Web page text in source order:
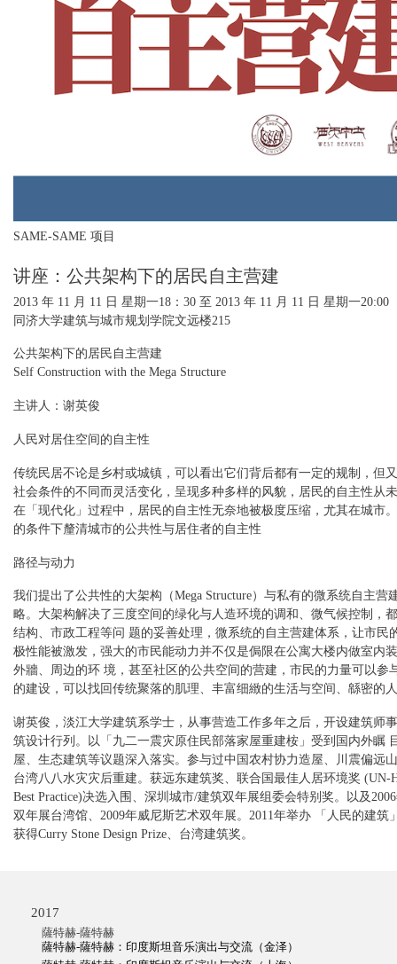
SAME-SAME 项目
讲座：公共架构下的居民自主营建
2013 年 11 月 11 日 星期一18：30 至 2013 年 11 月 11 日 星期一20:00
同济大学建筑与城市规划学院文远楼215
公共架构下的居民自主营建
Self Construction with the Mega Structure
主讲人：谢英俊
人民对居住空间的自主性
传统民居不论是乡村或城镇，可以看出它们背后都有一定的规制，但
社会条件的不同而灵活变化，呈现多种多样的风貌，居民的自主性从
在「现代化」过程中，居民的自主性无奈地被极度压缩，尤其在城市
的条件下釐清城市的公共性与居住者的自主性
路径与动力
我们提出了公共性的大架构（Mega Structure）与私有的微系统自主营
略。大架构解决了三度空间的绿化与人造环境的调和、微气候控制，
结构、市政工程等问 题的妥善处理，微系统的自主营建体系，让市民
极性能被激发，强大的市民能动力并不仅是侷限在公寓大楼内做室内
外牆、周边的环 境，甚至社区的公共空间的营建，市民的力量可以参
的建设，可以找回传统聚落的肌理、丰富细緻的生活与空间、緜密的
谢英俊，淡江大学建筑系学士，从事营造工作多年之后，开设建筑师
筑设计行列。以「九二一震灾原住民部落家屋重建桉」受到国内外瞩
屋、生态建筑等议题深入落实。参与过中国农村协力造屋、川震偏远
台湾八八水灾灾后重建。获远东建筑奖、联合国最佳人居环境奖 (UN-
Best Practice)决选入围、深圳城市/建筑双年展组委会特别奖。以及
双年展台湾馆、2009年威尼斯艺术双年展。2011年举办 「人民的建筑
获得Curry Stone Design Prize、台湾建筑奖。
2017
薩特赫-薩特赫
薩特赫-薩特赫：印度斯坦音乐演出与交流（金泽）